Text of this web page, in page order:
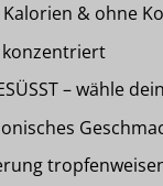
& ohne
– wähle